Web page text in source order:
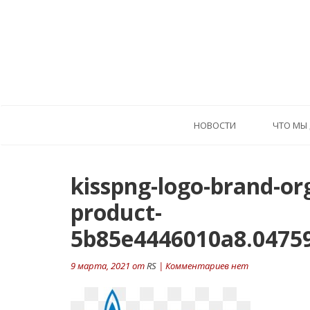
HОВОСТИ ЧТО МЫ
kisspng-logo-brand-
product-
9 марта, 2021 отRS | Комментариев нет